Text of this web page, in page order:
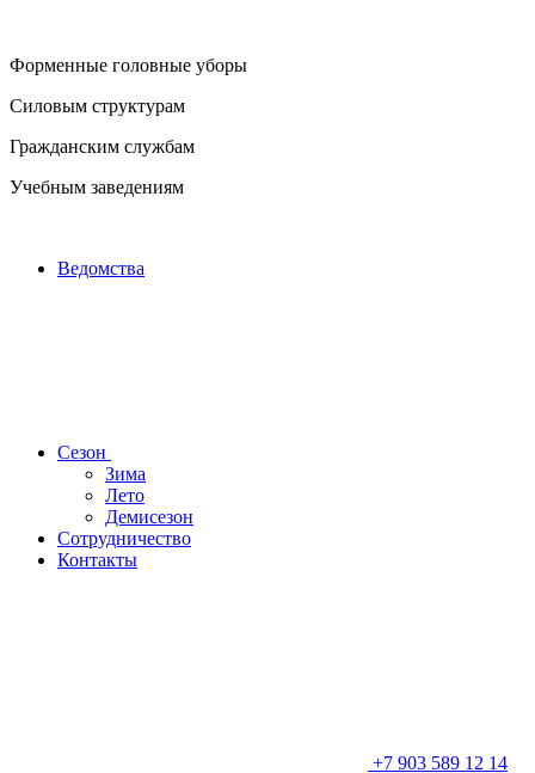
Форменные головные уборы
Силовым структурам
Гражданским службам
Учебным заведениям
Ведомства
Сезон
Зима
Лето
Демисезон
Сотрудничество
Контакты
+7 903 589 12 14